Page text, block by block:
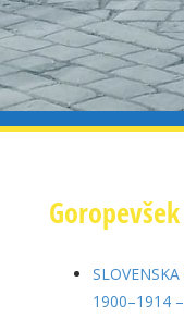
1900–1914